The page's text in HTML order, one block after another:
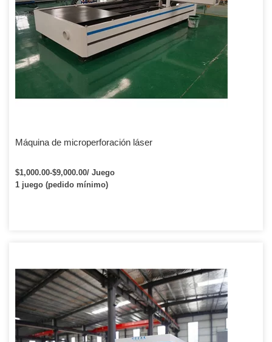
Máquina de microperforación láser
$1,000.00-$9,000.00/ Juego
1 juego (pedido mínimo)